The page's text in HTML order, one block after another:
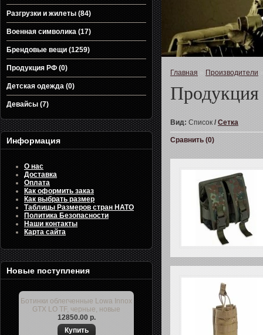
Разгрузки и жилеты (84)
Военная символика (17)
Брендовые вещи (1259)
Продукция РФ (0)
Детская одежда (0)
Девайсы (7)
Информация
О нас
Доставка
Оплата
Как оформить заказ
Как выбрать размер
Таблицы Размеров стран НАТО
Политика Безопасности
Наши контакты
Карта сайта
Новые поступления
Ботинки облегченные Lowa Innox
GTX LO TF, черные, новые
12850.00 р.
Главная Производители
Продукция
Вид: Список / Сетка
Сравнить (0)